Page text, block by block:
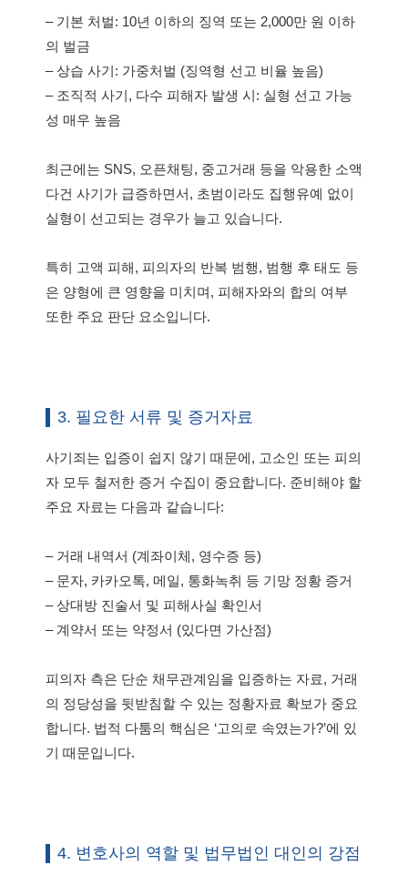
– 기본 처벌: 10년 이하의 징역 또는 2,000만 원 이하
의 벌금
– 상습 사기: 가중처벌 (징역형 선고 비율 높음)
– 조직적 사기, 다수 피해자 발생 시: 실형 선고 가능
성 매우 높음
최근에는 SNS, 오픈채팅, 중고거래 등을 악용한 소액
다건 사기가 급증하면서, 초범이라도 집행유예 없이
실형이 선고되는 경우가 늘고 있습니다.
특히 고액 피해, 피의자의 반복 범행, 범행 후 태도 등
은 양형에 큰 영향을 미치며, 피해자와의 합의 여부
또한 주요 판단 요소입니다.
3. 필요한 서류 및 증거자료
사기죄는 입증이 쉽지 않기 때문에, 고소인 또는 피의
자 모두 철저한 증거 수집이 중요합니다. 준비해야 할
주요 자료는 다음과 같습니다:
– 거래 내역서 (계좌이체, 영수증 등)
– 문자, 카카오톡, 메일, 통화녹취 등 기망 정황 증거
– 상대방 진술서 및 피해사실 확인서
– 계약서 또는 약정서 (있다면 가산점)
피의자 측은 단순 채무관계임을 입증하는 자료, 거래
의 정당성을 뒷받침할 수 있는 정황자료 확보가 중요
합니다. 법적 다툼의 핵심은 ‘고의로 속였는가?’에 있
기 때문입니다.
4. 변호사의 역할 및 법무법인 대인의 강점